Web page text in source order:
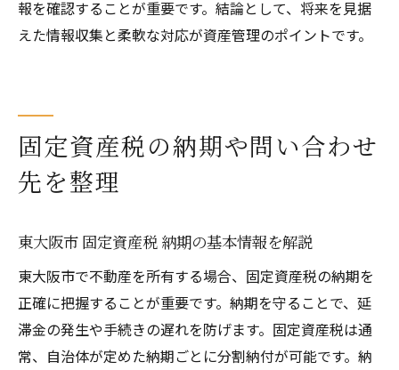
報を確認することが重要です。結論として、将来を見据
えた情報収集と柔軟な対応が資産管理のポイントです。
固定資産税の納期や問い合わせ
先を整理
東大阪市 固定資産税 納期の基本情報を解説
東大阪市で不動産を所有する場合、固定資産税の納期を
正確に把握することが重要です。納期を守ることで、延
滞金の発生や手続きの遅れを防げます。固定資産税は通
常、自治体が定めた納期ごとに分割納付が可能です。納